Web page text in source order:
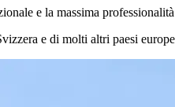
e la massima
e di molti altri paesi